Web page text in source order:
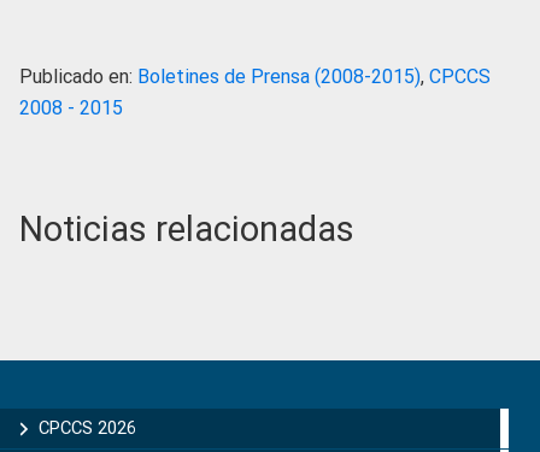
Publicado en: Boletines de Prensa (2008-2015), CPCCS
2008 - 2015
Noticias relacionadas
Sidebar
CPCCS 2026